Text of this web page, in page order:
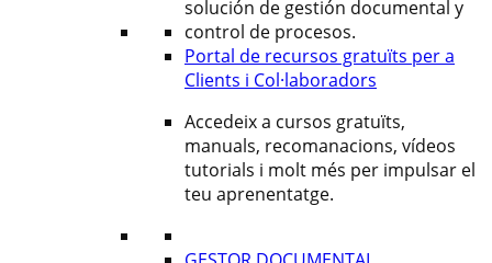
Portal de recursos gratuïts per a
Clients i Col·laboradors
Accedeix a cursos gratuïts,
manuals, recomanacions, vídeos
tutorials i molt més per impulsar el
teu aprenentatge.